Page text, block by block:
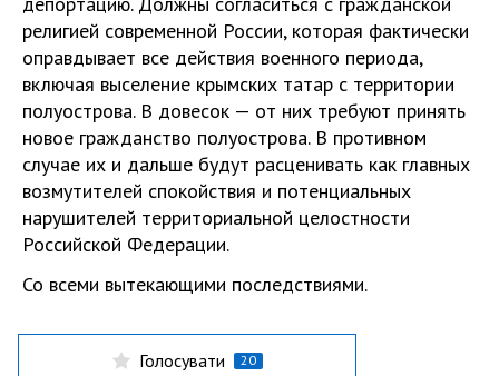
религией современной России, которая фактически
оправдывает все действия военного периода,
включая выселение крымских татар с территории
полуострова. В довесок — от них требуют принять
новое гражданство полуострова. В противном
случае их и дальше будут расценивать как главных
возмутителей спокойствия и потенциальных
нарушителей территориальной целостности
Российской Федерации.
Со всеми вытекающими последствиями.
Голосувати 20